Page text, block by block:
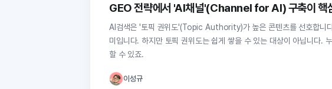
GEO 전략에서 'AI채널'(Channel for AI) 구축이 핵
AI검색은 '토픽 권위도'(Topic Authority)가 높은 콘텐츠를 선호합니
미입니다. 하지만 토픽 권위도는 쉽게 쌓을 수 있는 대상이 아닙니다.
할 수 있죠.
이성규